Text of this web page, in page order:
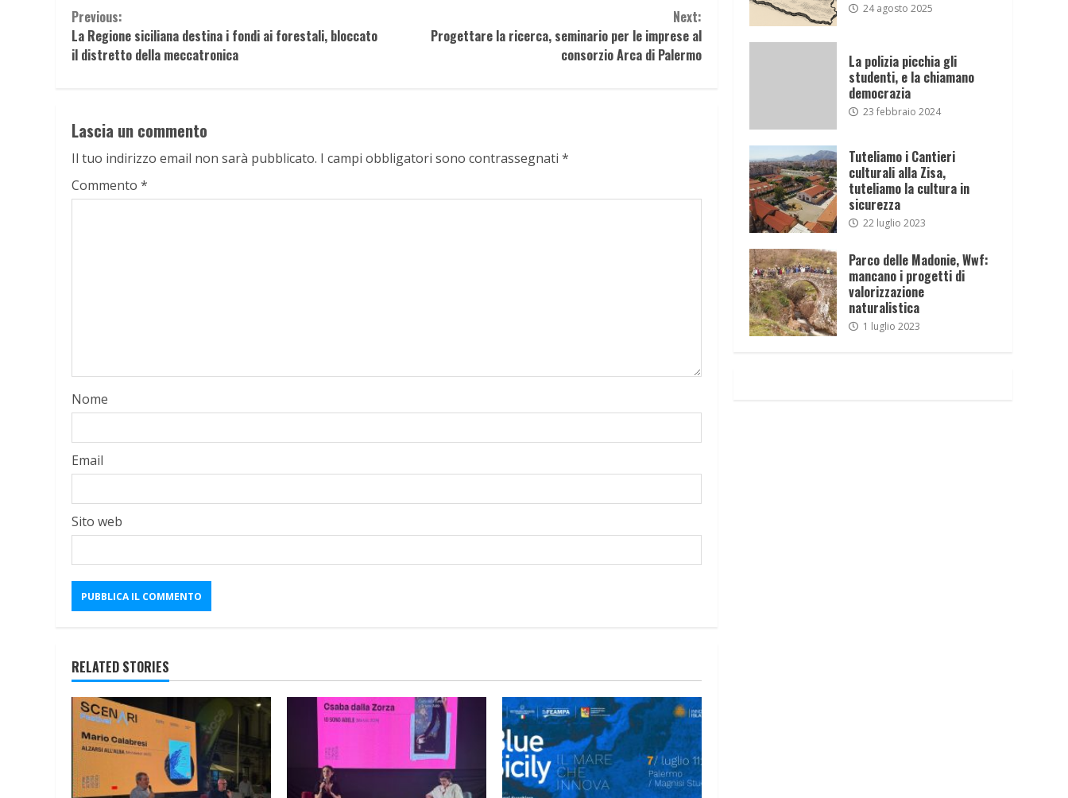
Continue
Reading
Previous:
La Regione siciliana destina i fondi ai forestali, bloccato
il distretto della meccatronica
Next:
Progettare la ricerca, seminario per le imprese al
consorzio Arca di Palermo
Lascia un commento
Il tuo indirizzo email non sarà pubblicato. I campi obbligatori sono contrassegnati *
Commento *
Nome
Email
Sito web
RELATED STORIES
24 agosto 2025
La polizia picchia gli
studenti, e la chiamano
democrazia
23 febbraio 2024
Tuteliamo i Cantieri
culturali alla Zisa,
tuteliamo la cultura in
sicurezza
22 luglio 2023
Parco delle Madonie, Wwf:
mancano i progetti di
valorizzazione
naturalistica
1 luglio 2023